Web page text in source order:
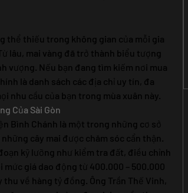
thể thiếu trong không gian của mỗi gia
lâu, mai vàng đã trở thành biểu tượng
vượng. Nếu bạn đang tìm kiếm nơi mua
là danh sách các địa chỉ uy tín, đa
nhu cầu của bạn trong mùa xuân này.
Của Sài Gòn
Bình Chánh là một trong những cơ sở
cây mai được chăm sóc cẩn thận.
kỹ lưỡng như kiểm tra đất, điều chỉnh
giá dao động từ 400.000 – 500.000
về hàng tỷ đồng. Ông Trần Thế Vinh,